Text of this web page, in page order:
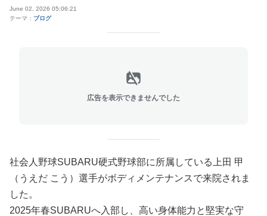
June 02, 2026 05:06:21
テーマ： ブログ
広告を表示できませんでした
社会人野球SUBARU硬式野球部に所属している上田 甲
（うえだ こう）選手がボディメンテナンスで来院されま
した。
2025年春SUBARUへ入部し、高い身体能力と堅実な守